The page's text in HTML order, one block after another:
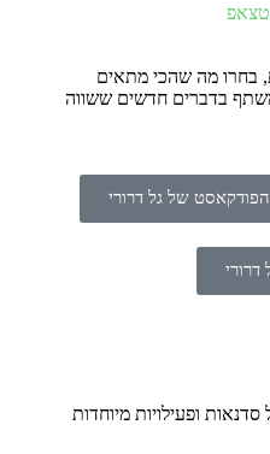
בחרו מה שהכי מתאים
בדברים חדשים ששווה
של גל דרורי
דרורי
ופעילויות מיוחדות